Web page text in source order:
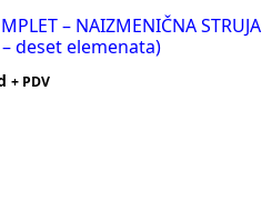
– NAIZMENIČNA STRUJA
deset elemenata)
+ PDV